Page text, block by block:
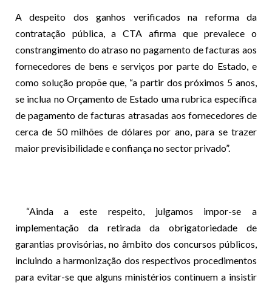
A despeito dos ganhos verificados na reforma da
contratação pública, a CTA afirma que prevalece o
constrangimento do atraso no pagamento de facturas aos
fornecedores de bens e serviços por parte do Estado, e
como solução propõe que, “a partir dos próximos 5 anos,
se inclua no Orçamento de Estado uma rubrica específica
de pagamento de facturas atrasadas aos fornecedores de
cerca de 50 milhões de dólares por ano, para se trazer
maior previsibilidade e confiança no sector privado”.
“Ainda a este respeito, julgamos impor-se a
implementação da retirada da obrigatoriedade de
garantias provisórias, no âmbito dos concursos públicos,
incluindo a harmonização dos respectivos procedimentos
para evitar-se que alguns ministérios continuem a insistir